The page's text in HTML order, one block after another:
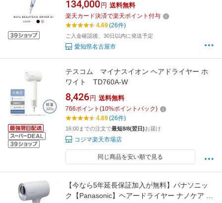
品 美容家電 美容師 人気 おすすめ ギフト 軽量
コンパクト 痛まない 折り畳み 大風量 愛知県 名
134,000 円 送料無料
楽天カード決済で楽天ポイント付与
4.69(26件)
ご入金確認後、30日以内に発送予定
愛知県名古屋市
テスコム マイナスイオン ヘアドライヤー ホ
ワイト TD760A-W
8,426 円 送料無料
766ポイント (10%ポイントバック)
4.69(26件)
16:00までの注文で最短8/8(翌日)お届け
コジマ楽天市場店
同じ商品を安い順で見る
【今なら5年延長保証加入が無料】パナソニッ
ク【Panasonic】ヘアードライヤー ナノケア ミ